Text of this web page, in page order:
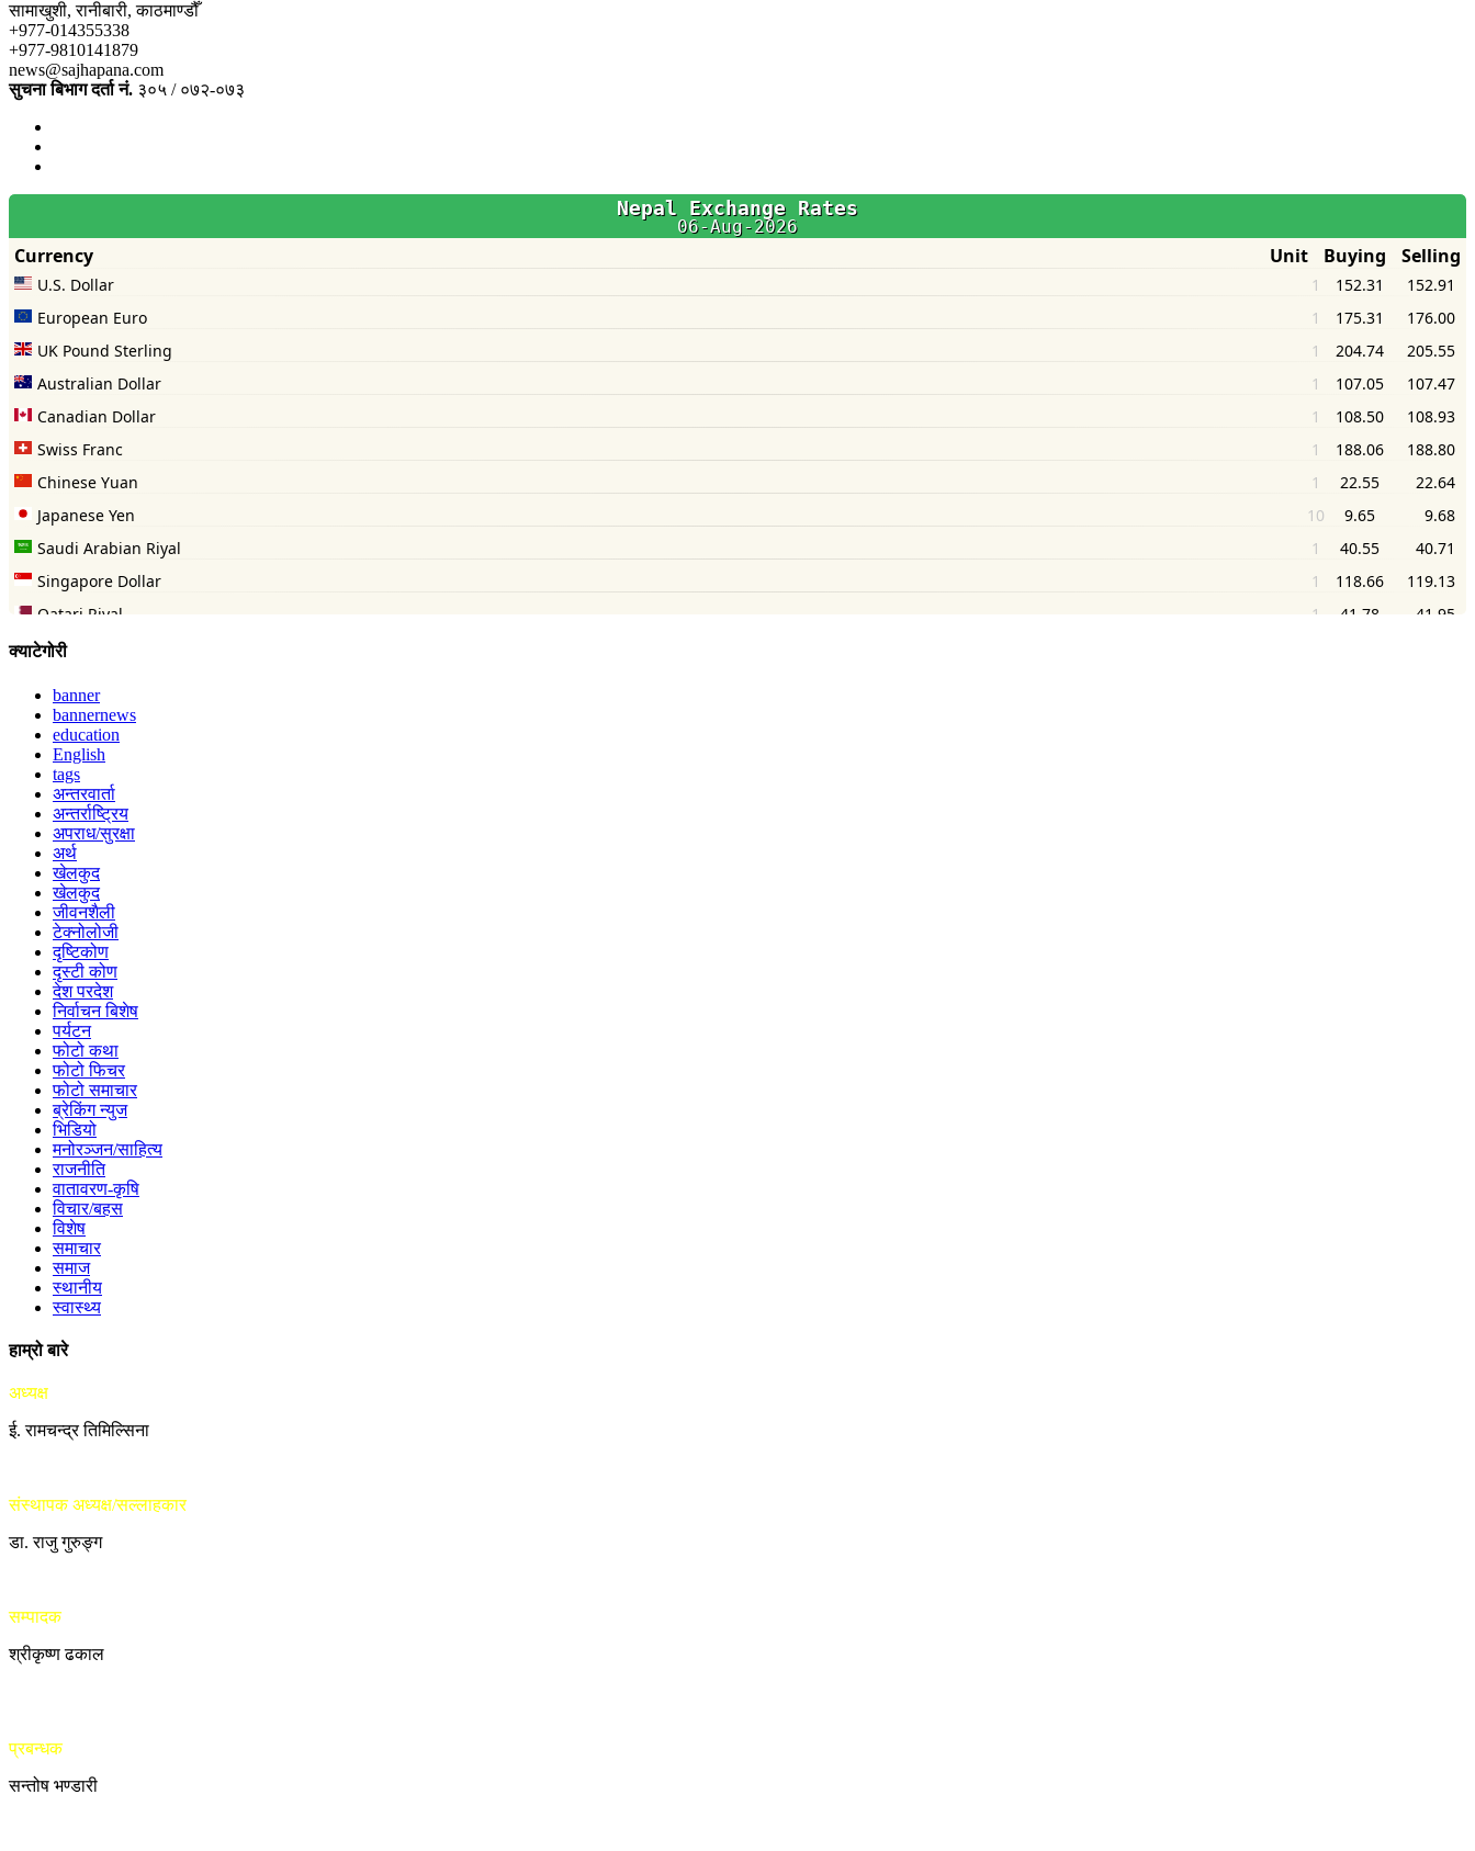
सामाखुशी, रानीबारी, काठमाण्डौँ
+977-014355338
+977-9810141879
news@sajhapana.com
सुचना बिभाग दर्ता नं. ३०५ / ०७२-०७३
क्याटेगोरी
banner
bannernews
education
English
tags
अन्तरवार्ता
अन्तर्राष्ट्रिय
अपराध/सुरक्षा
अर्थ
खेलकुद
खेलकुद
जीवनशैली
टेक्नोलोजी
दृष्टिकोण
दृस्टी कोण
देश परदेश
निर्वाचन बिशेष
पर्यटन
फोटो कथा
फोटो फिचर
फोटो समाचार
ब्रेकिंग न्युज
भिडियो
मनोरञ्जन/साहित्य
राजनीति
वातावरण-कृषि
विचार/बहस
विशेष
समाचार
समाज
स्थानीय
स्वास्थ्य
हाम्रो बारे
अध्यक्ष
ई. रामचन्द्र तिमिल्सिना
संस्थापक अध्यक्ष/सल्लाहकार
डा. राजु गुरुङ्ग
सम्पादक
श्रीकृष्ण ढकाल
प्रबन्धक
सन्तोष भण्डारी